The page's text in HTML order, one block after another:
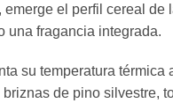
el perfil cereal
una fragancia integrada.
su temperatura
de pino silvestre,